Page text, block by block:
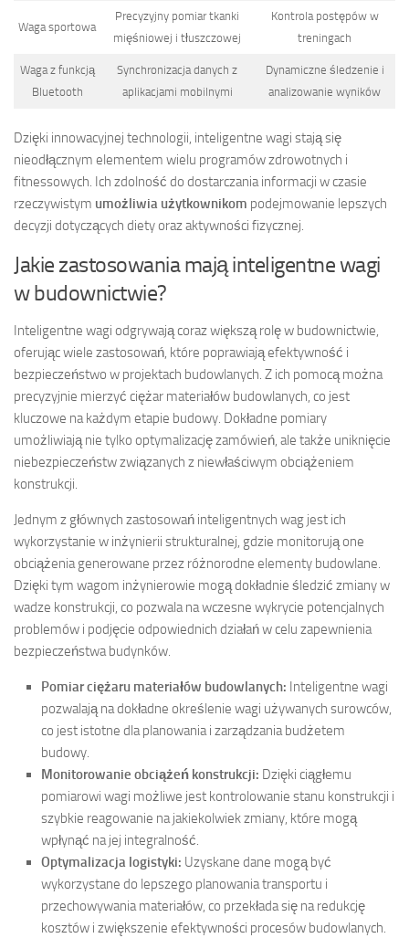
Waga sportowa
Precyzyjny pomiar tkanki
mięśniowej i tłuszczowej
Kontrola postępów w
treningach
Waga z funkcją
Bluetooth
Synchronizacja danych z
aplikacjami mobilnymi
Dynamiczne śledzenie i
analizowanie wyników
Dzięki innowacyjnej technologii, inteligentne wagi stają się
nieodłącznym elementem wielu programów zdrowotnych i
fitnessowych. Ich zdolność do dostarczania informacji w czasie
rzeczywistym umożliwia użytkownikom podejmowanie lepszych
decyzji dotyczących diety oraz aktywności fizycznej.
Jakie zastosowania mają inteligentne wagi
w budownictwie?
Inteligentne wagi odgrywają coraz większą rolę w budownictwie,
oferując wiele zastosowań, które poprawiają efektywność i
bezpieczeństwo w projektach budowlanych. Z ich pomocą można
precyzyjnie mierzyć ciężar materiałów budowlanych, co jest
kluczowe na każdym etapie budowy. Dokładne pomiary
umożliwiają nie tylko optymalizację zamówień, ale także uniknięcie
niebezpieczeństw związanych z niewłaściwym obciążeniem
konstrukcji.
Jednym z głównych zastosowań inteligentnych wag jest ich
wykorzystanie w inżynierii strukturalnej, gdzie monitorują one
obciążenia generowane przez różnorodne elementy budowlane.
Dzięki tym wagom inżynierowie mogą dokładnie śledzić zmiany w
wadze konstrukcji, co pozwala na wczesne wykrycie potencjalnych
problemów i podjęcie odpowiednich działań w celu zapewnienia
bezpieczeństwa budynków.
Pomiar ciężaru materiałów budowlanych: Inteligentne wagi
pozwalają na dokładne określenie wagi używanych surowców,
co jest istotne dla planowania i zarządzania budżetem
budowy.
Monitorowanie obciążeń konstrukcji: Dzięki ciągłemu
pomiarowi wagi możliwe jest kontrolowanie stanu konstrukcji i
szybkie reagowanie na jakiekolwiek zmiany, które mogą
wpłynąć na jej integralność.
Optymalizacja logistyki: Uzyskane dane mogą być
wykorzystane do lepszego planowania transportu i
przechowywania materiałów, co przekłada się na redukcję
kosztów i zwiększenie efektywności procesów budowlanych.